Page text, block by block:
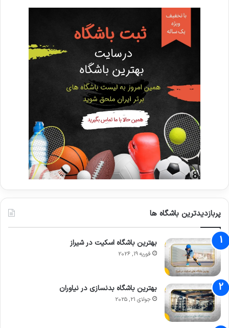
پربازدیدترین باشگاه ها
بهترین باشگاه اسکیت در شیراز
فوریه 19, 2026
بهترین باشگاه بدنسازی در نیاوران
جولای 21, 2025